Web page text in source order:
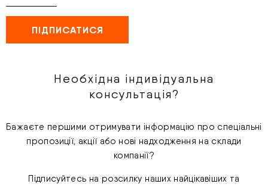
Необхідна індивідуальна
консультація?
Бажаєте першими отримувати інформацію про спеціальні
пропозиції, акції або нові надходження на склади
компанії?
Підписуйтесь на розсилку наших найцікавіших та